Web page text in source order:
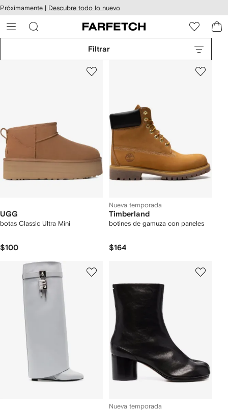
al
Próximamente | Descubre todo lo nuevo
Filtrar
UGG
botas Classic Ultra Mini
$100
Nueva temporada
Timberland
botines de gamuza con paneles
$164
Nueva temporada